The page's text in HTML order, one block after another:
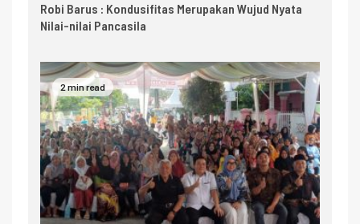
Robi Barus : Kondusifitas Merupakan Wujud Nyata
Nilai-nilai Pancasila
2 min read